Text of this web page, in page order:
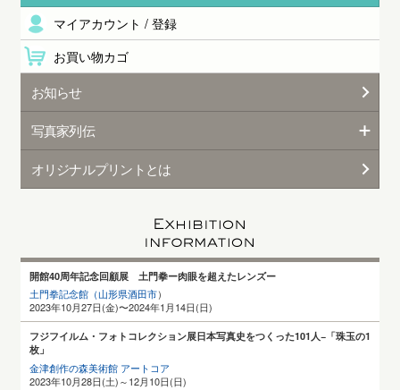
マイアカウント / 登録
お買い物カゴ
お知らせ
写真家列伝
オリジナルプリントとは
開館40周年記念回顧展 土門拳ー肉眼を超えたレンズー
土門拳記念館（山形県酒田市）
2023年10月27日(金)〜2024年1月14日(日)
フジフイルム・フォトコレクション展日本写真史をつくった101人−「珠玉の1
枚」
金津創作の森美術館 アートコア
2023年10月28日(土)～12月10日(日)